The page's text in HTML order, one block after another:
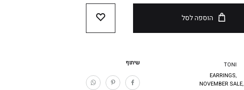
הוספה לסל
שיתוף
TONI
EARRINGS,
NOVEMBER SALE,